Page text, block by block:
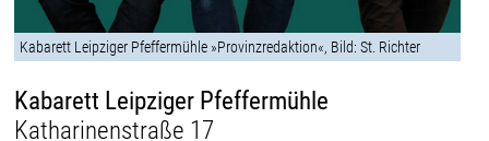
Kabarett Leipziger Pfeffermühle »Provinzredaktion«, Bild: St. Richter
Kabarett Leipziger Pfeffermühle
Katharinenstraße 17